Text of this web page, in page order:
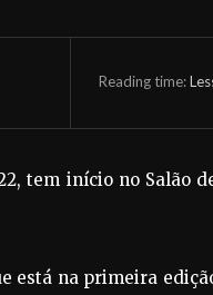
Reading time:
tem início no Salão
está na primeira